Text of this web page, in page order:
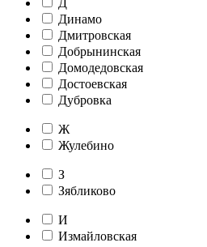
Динамо
Дмитровская
Добрынинская
Домодедовская
Достоевская
Дубровка
Ж
Жулебино
З
Зябликово
И
Измайловская